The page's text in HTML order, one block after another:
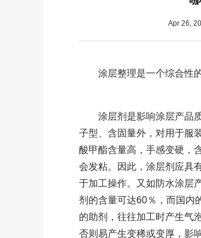
Apr 26,
涂层整理是一个综合性的
涂层剂是影响涂层产品质
子型、含固量外，对用于服
酸甲酯含量高，手感变硬，
会发粘。因此，涂层剂应具
于加工操作。又如防水涂层
剂的含量可达60％，而国内
的助剂，往往加工时产生气
否则易产生变稀或变厚，影